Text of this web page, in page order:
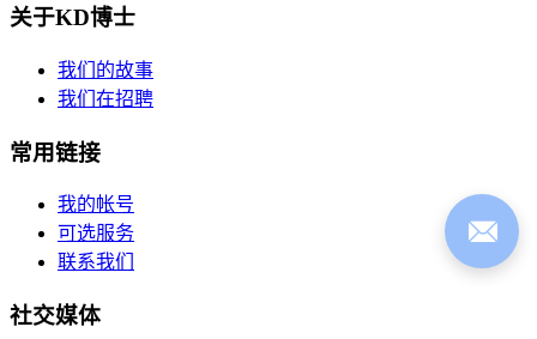
关于KD博士
我们的故事
我们在招聘
常用链接
我的帐号
可选服务
联系我们
社交媒体